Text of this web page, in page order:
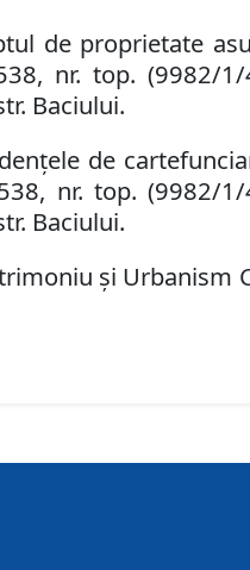
de proprietate
nr. top. (9982/
Baciului.
de carte
nr. top. (9982/
Baciului.
şi Urbanism